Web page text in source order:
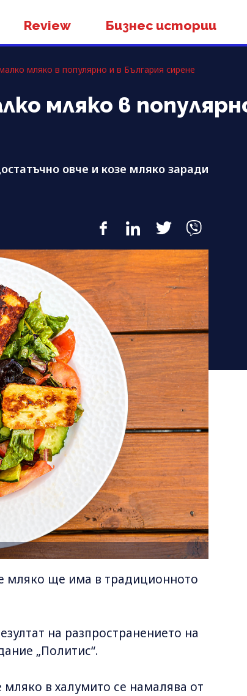
Review Бизнес истории
мляко в популярно и в България сирене
мляко в
овче и козе мляко заради
мляко ще има в традиционното
на разпространението на
„Политис“.
в халумито се намалява от